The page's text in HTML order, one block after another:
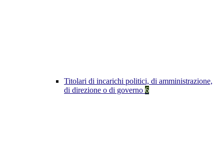
Titolari di incarichi politici, di amministrazione,
di direzione o di governo 6